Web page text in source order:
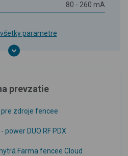
80 - 260 mA
parametre
prevzatie
zdroje fencee
power DUO RF PDX
Farma fencee Cloud